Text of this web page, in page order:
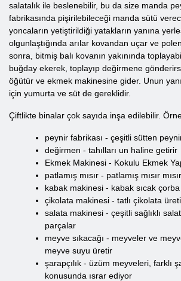
salatalık ile beslenebilir, bu da size manda
fabrikasında pişirilebileceği manda sütü
yoncaların yetiştirildiği yatakların yanına
olgunlaştığında arılar kovandan uçar ve
sonra, bitmiş balı kovanın yakınında
buğday ekerek, toplayıp değirmene
öğütür ve ekmek makinesine gider. Unun
için yumurta ve süt de gereklidir.
Çiftlikte binalar çok sayıda inşa edilebilir.
peynir fabrikası - çeşitli sütten
değirmen - tahılları un haline getirir
Ekmek Makinesi - Kokulu Ekmek
patlamış mısır - patlamış mısır
kabak makinesi - kabak sıcak
çikolata makinesi - tatlı çikolata
salata makinesi - çeşitli sağlıklı
parçalar
meyve sıkacağı - meyveler ve
meyve suyu üretir
şarapçılık - üzüm meyveleri, farklı
konusunda ısrar ediyor